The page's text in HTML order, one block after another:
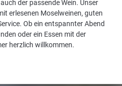
der passende Wein. Unser
erlesenen Moselweinen, guten
Ob ein entspannter Abend
oder ein Essen mit der
herzlich willkommen.